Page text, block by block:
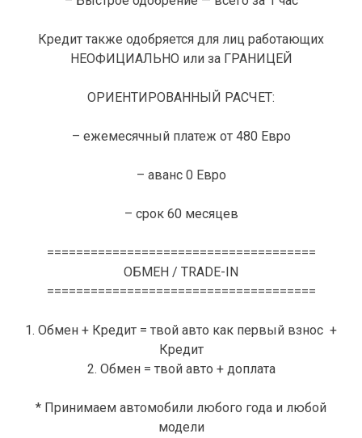
Кредит также одобряется для лиц работающих
НЕОФИЦИАЛЬНО или за ГРАНИЦЕЙ
ОРИЕНТИРОВАННЫЙ РАСЧЕТ:
– ежемесячный платеж от 480 Евро
– аванс 0 Евро
– срок 60 месяцев
=====================================
ОБМЕН / TRADE-IN
=====================================
1. Обмен + Кредит = твой авто как первый взнос +
Кредит
2. Обмен = твой авто + доплата
* Принимаем автомобили любого года и любой
модели